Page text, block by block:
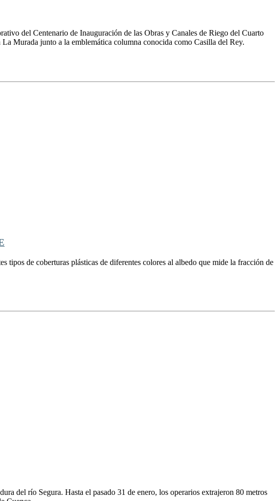
del Centenario de Inauguración de las Obras y Canales de Riego del Cuarto
Murada junto a la emblemática columna conocida como Casilla del Rey.
de coberturas plásticas de diferentes colores al albedo que mide la fracción de
del río Segura. Hasta el pasado 31 de enero, los operarios extrajeron 80 metros